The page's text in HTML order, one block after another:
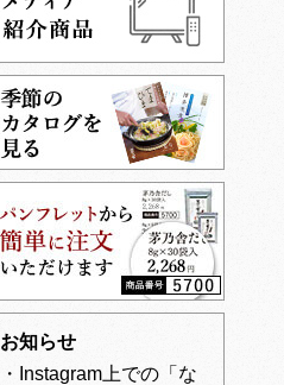
お知らせ
・Instagram上での「な